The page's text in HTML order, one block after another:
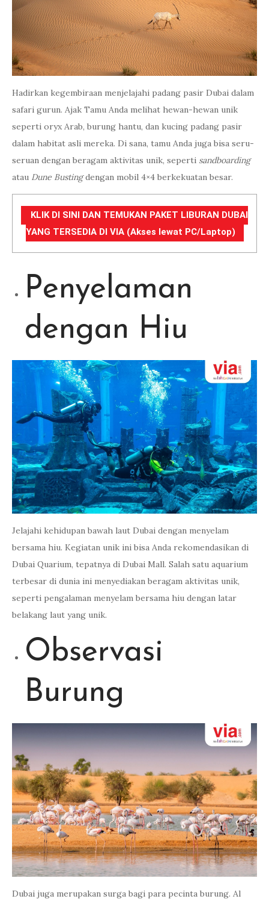
Hadirkan kegembiraan menjelajahi padang pasir Dubai dalam
safari gurun. Ajak Tamu Anda melihat hewan-hewan unik
seperti oryx Arab, burung hantu, dan kucing padang pasir
dalam habitat asli mereka. Di sana, tamu Anda juga bisa seru-
seruan dengan beragam aktivitas unik, seperti sandboarding
atau Dune Bustingdengan mobil 4×4 berkekuatan besar.
KLIK DI SINI DAN TEMUKAN PAKET LIBURAN DUBAI
YANG TERSEDIA DI VIA (Akses lewat PC/Laptop)
Penyelaman
dengan Hiu
Jelajahi kehidupan bawah laut Dubai dengan menyelam
bersama hiu. Kegiatan unik ini bisa Anda rekomendasikan di
Dubai Quarium, tepatnya di Dubai Mall. Salah satu aquarium
terbesar di dunia ini menyediakan beragam aktivitas unik,
seperti pengalaman menyelam bersama hiu dengan latar
belakang laut yang unik.
Observasi
Burung
Dubai juga merupakan surga bagi para pecinta burung. Al